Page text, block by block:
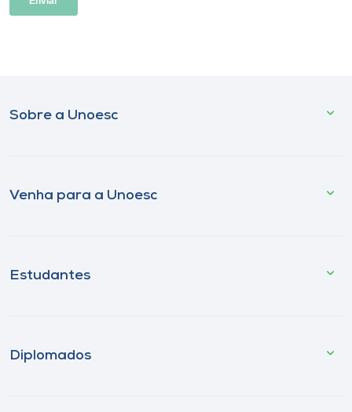
Sobre a Unoesc
Venha para a Unoesc
Estudantes
Diplomados